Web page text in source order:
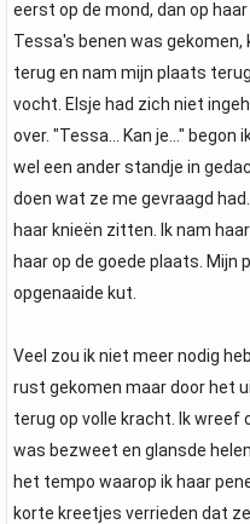
eerst op de mond, dan op
Tessa's benen was gekomen,
terug en nam mijn plaats
vocht. Elsje had zich niet
over. "Tessa... Kan je..." begon
wel een ander standje in
doen wat ze me gevraagd
haar knieën zitten. Ik nam
haar op de goede plaats. Mijn
opgenaaide kut.
Veel zou ik niet meer nodig
rust gekomen maar door het
terug op volle kracht. Ik wreef
was bezweet en glansde
het tempo waarop ik haar
korte kreetjes verrieden dat